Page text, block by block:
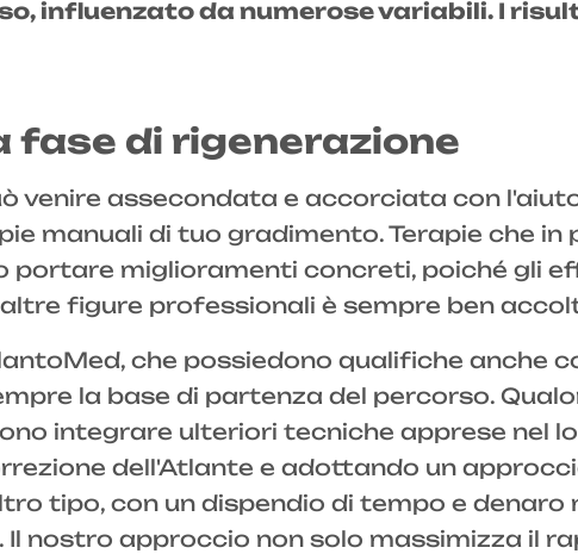
influenzato da numerose variabili. I
fase di rigenerazione
venire assecondata e accorciata con
manuali di tuo gradimento. Terapie che
portare miglioramenti concreti, poiché gli
figure professionali è sempre ben
che possiedono qualifiche
la base di partenza del percorso.
integrare ulteriori tecniche apprese nel
dell'Atlante e adottando un
tipo, con un dispendio di tempo e
Il nostro approccio non solo massimizza il